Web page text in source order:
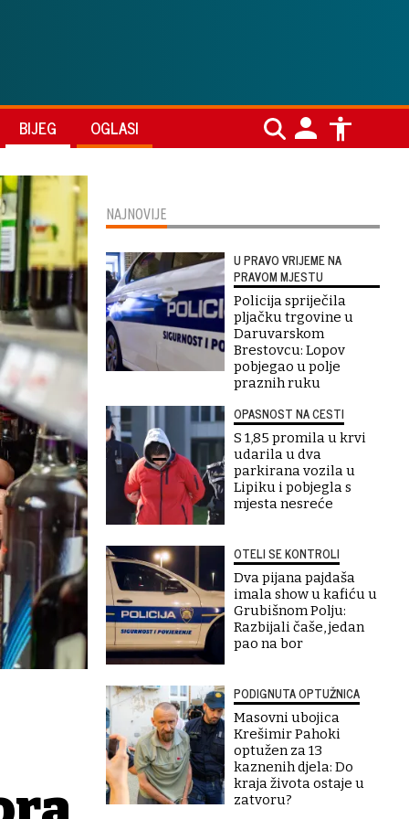
BIJEG OGLASI
NAJNOVIJE
U PRAVO VRIJEME NA
PRAVOM MJESTU
Policija spriječila
pljačku trgovine u
Daruvarskom
Brestovcu: Lopov
pobjegao u polje
praznih ruku
OPASNOST NA CESTI
S 1,85 promila u krvi
udarila u dva
parkirana vozila u
Lipiku i pobjegla s
mjesta nesreće
OTELI SE KONTROLI
Dva pijana pajdaša
imala show u kafiću u
Grubišnom Polju:
Razbijali čaše, jedan
pao na bor
PODIGNUTA OPTUŽNICA
Masovni ubojica
Krešimir Pahoki
optužen za 13
kaznenih djela: Do
kraja života ostaje u
zatvoru?